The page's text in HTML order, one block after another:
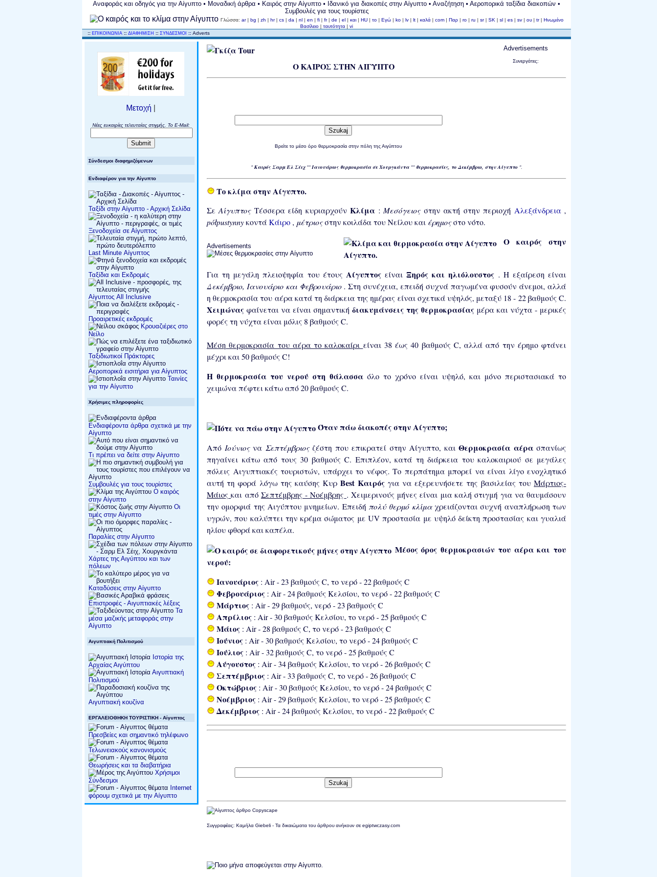
Αναφοράς και οδηγός για την Αίγυπτο • Μοναδική άρθρα • Καιρός στην Αίγυπτο • Ιδανικό για διακοπές στην Αίγυπτο • Αναζήτηση • Αεροπορικά ταξίδια διακοπών •
Συμβουλές για τους τουρίστες
Γλώσσα: ar | bg | zh | hr | cs | da | nl | en | fi | fr | de | el | και | HU | το | Εγώ | ko | lv | lt | καλά | com | Παρ | ro | ru | sr | SK | sl | es | sv | ου | tr | Ηνωμένο
Βασίλειο | ταυτότητα | vi
:: ΕΠΙΚΟΙΝΩΝΙΑ :: ΔΙΑΦΗΜΙΣΗ :: ΣΥΝΔΕΣΜΟΙ :: Adverts
Μετοχή
Νέες ευκαιρίες τελευταίας στιγμής. Το E-Mail:
Σύνδεσμοι διαφημιζόμενων
Ενδιαφέρον για την Αίγυπτο
Ταξίδι στην Αίγυπτο - Αρχική Σελίδα
Ξενοδοχεία σε Αίγυπτος
Last Minute Αίγυπτος
Ταξίδια και Εκδρομές
Αίγυπτος All Inclusive
Προαιρετικές εκδρομές
Κρουαζιέρες στο
Νείλο
Ταξιδιωτικοί Πράκτορες
Αεροπορικά εισιτήρια για Αίγυπτος
Ταινίες
για την Αίγυπτο
Χρήσιμες πληροφορίες
Ενδιαφέροντα άρθρα σχετικά με την
Αίγυπτο
Τι πρέπει να δείτε στην Αίγυπτο
Συμβουλές για τους τουρίστες
Ο καιρός
στην Αίγυπτο
Οι
τιμές στην Αίγυπτο
Παραλίες στην Αίγυπτο
Χάρτες της Αιγύπτου και των
πόλεων
Καταδύσεις στην Αίγυπτο
Επιστροφές - Αιγυπτιακές λέξεις
Τα
μέσα μαζικής μεταφοράς στην
Αίγυπτο
Αιγυπτιακή Πολιτισμού
Ιστορία της
Αρχαίας Αιγύπτου
Αιγυπτιακή
Πολιτισμού
Αιγυπτιακή κουζίνα
ΕΡΓΑΛΕΙΟΘΗΚΗ ΤΟΥΡΙΣΤΙΚΗ - Αίγυπτος
Πρεσβείες και σημαντικό τηλέφωνο
Τελωνειακούς κανονισμούς
Θεωρήσεις και τα διαβατήρια
Χρήσιμοι
Σύνδεσμοι
Internet
φόρουμ σχετικά με την Αίγυπτο
Advertisements
Συνεργάτες:
Ο ΚΑΙΡΟΣ ΣΤΗΝ ΑΙΓΥΠΤΟ
Βρείτε το μέσο όρο θερμοκρασία στην πόλη της Αιγύπτου
"Καιρός Σαρμ Ελ Σέιχ ""Ιανουάριος θερμοκρασία σε Χουργκάντα "" θερμοκρασίες, το Δεκέμβριο, στην Αίγυπτο ".
Το κλίμα στην Αίγυπτο.
ΣεΑίγυπτος Τέσσερα είδη κυριαρχούνΚλίμα :Μεσόγειος στην ακτή στην περιοχή Αλεξάνδρεια ,
półpustynnyκοντάΚάιρο , μέτριοςστην κοιλάδα του Νείλου και έρημοςστο νότο.
Advertisements
Ο καιρός στην
Αίγυπτο.
Για τη μεγάλη πλειοψηφία του έτους ΑίγυπτοςείναιΞηρός και ηλιόλουστος . Η εξαίρεση είναι
Δεκέμβριο, Ιανουάριο και Φεβρουάριο . Στη συνέχεια, επειδή συχνά παγωμένα φυσούν άνεμοι, αλλά
η θερμοκρασία του αέρα κατά τη διάρκεια της ημέρας είναι σχετικά υψηλός, μεταξύ 18 - 22 βαθμούς C.
Χειμώνας φαίνεται να είναι σημαντική διακυμάνσεις της θερμοκρασίας μέρα και νύχτα - μερικές
φορές τη νύχτα είναι μόλις 8 βαθμούς C.
Μέση θερμοκρασία του αέρα το καλοκαίρι είναι 38 έως 40 βαθμούς C, αλλά από την έρημο φτάνει
μέχρι και 50 βαθμούς C!
Η θερμοκρασία του νερού στη θάλασσα όλο το χρόνο είναι υψηλό, και μόνο περιστασιακά το
χειμώνα πέφτει κάτω από 20 βαθμούς C.
Όταν πάω διακοπές στην Αίγυπτο;
Από Ιούνιος να Σεπτέμβριος ζέστη που επικρατεί στην Αίγυπτο, και Θερμοκρασία αέρα σπανίως
πηγαίνει κάτω από τους 30 βαθμούς C. Επιπλέον, κατά τη διάρκεια του καλοκαιριού σε μεγάλες
πόλεις Αιγυπτιακές τουριστών, υπάρχει το νέφος. Το περπάτημα μπορεί να είναι λίγο ενοχλητικό
αυτή τη φορά λόγω της καύσης ΚυρBest Καιρός για να εξερευνήσετε της βασιλείας τουΜάρτιος-
Μάιοςκαι από Σεπτέμβρης - Νοέμβρης . Χειμερινούς μήνες είναι μια καλή στιγμή για να θαυμάσουν
την ομορφιά της Αιγύπτου μνημείων. Επειδή πολύ θερμό κλίμαχρειάζονται συχνή αναπλήρωση των
υγρών, που καλύπτει την κρέμα σώματος με UV προστασία με υψηλό δείκτη προστασίας και γυαλιά
ηλίου φθορά και καπέλα.
Μέσος όρος θερμοκρασιών του αέρα και του
νερού:
Ιανουάριος : Air - 23 βαθμούς C, το νερό - 22 βαθμούς C
Φεβρουάριος : Air - 24 βαθμούς Κελσίου, το νερό - 22 βαθμούς C
Μάρτιος : Air - 29 βαθμούς, νερό - 23 βαθμούς C
Απρίλιος : Air - 30 βαθμούς Κελσίου, το νερό - 25 βαθμούς C
Μάιος : Air - 28 βαθμούς C, το νερό - 23 βαθμούς C
Ιούνιος : Air - 30 βαθμούς Κελσίου, το νερό - 24 βαθμούς C
Ιούλιος : Air - 32 βαθμούς C, το νερό - 25 βαθμούς C
Αύγουστος : Air - 34 βαθμούς Κελσίου, το νερό - 26 βαθμούς C
Σεπτέμβριος : Air - 33 βαθμούς C, το νερό - 26 βαθμούς C
Οκτώβριος : Air - 30 βαθμούς Κελσίου, το νερό - 24 βαθμούς C
Νοέμβριος : Air - 29 βαθμούς Κελσίου, το νερό - 25 βαθμούς C
Δεκέμβριος : Air - 24 βαθμούς Κελσίου, το νερό - 22 βαθμούς C
Συγγραφέας: Καμήλα Giebeli - Τα δικαιώματα του άρθρου ανήκουν σε egiptwczasy.com